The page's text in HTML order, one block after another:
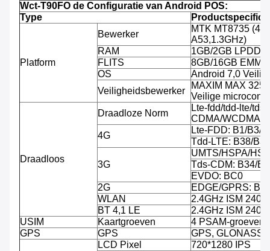
Wct-T90FO de Configuratie van Android POS:
Type
Platform
Bewerker
MTK MT8735 (4-
A53,1.3GHz)
RAM
1GB/2GB
FLITS
8GB/16GB
OS
Android 7,0
Veiligheidsbewerker
MAXIM MAX
Veilige
Draadloos
Draadloze Norm
Lte-fdd/tdd-lte/tds-
CDMA/WCDMA/
4G
Lte-FDD: B1/B3/
Tdd-LTE: B38/
3G
UMTS/HSPA/
Tds-CDM: B34/
EVDO: BC0
2G
EDGE/GPRS:
WLAN
2.4GHz ISM
BT 4,1 LE
2.4GHz ISM
USIM
Kaartgroeven
4 PSAM-groeven,
GPS
GPS GPS, GLONASS
LCD Pixel
720*1280 IPS